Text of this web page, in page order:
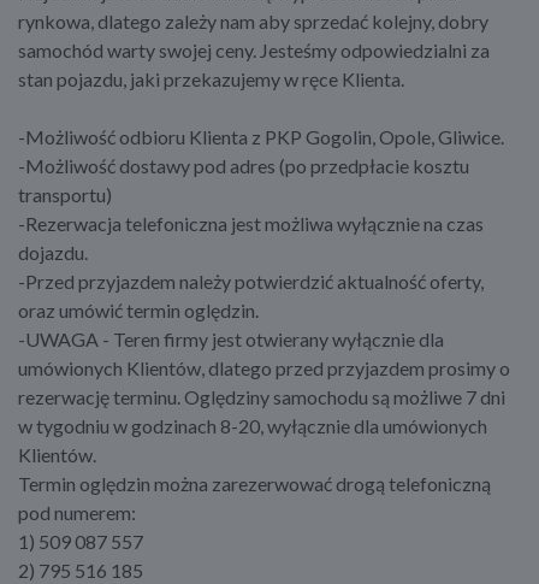
rynkowa, dlatego zależy nam aby sprzedać kolejny, dobry
samochód warty swojej ceny. Jesteśmy odpowiedzialni za
stan pojazdu, jaki przekazujemy w ręce Klienta.
​​-Możliwość odbioru Klienta z PKP Gogolin, Opole, Gliwice.
-Możliwość dostawy pod adres (po przedpłacie kosztu
transportu)
-Rezerwacja telefoniczna jest możliwa wyłącznie na czas
dojazdu.
-Przed przyjazdem należy potwierdzić aktualność oferty,
oraz umówić termin oględzin.
-UWAGA - Teren firmy jest otwierany wyłącznie dla
umówionych Klientów, dlatego przed przyjazdem prosimy o
rezerwację terminu. Oględziny samochodu są możliwe 7 dni
w tygodniu w godzinach 8-20, wyłącznie dla umówionych
Klientów.
Termin oględzin można zarezerwować drogą telefoniczną
pod numerem:
1) 509 087 557
2) 795 516 185